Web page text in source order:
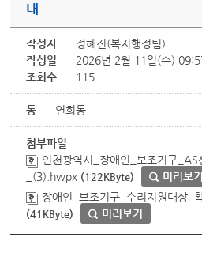
내
작성자
정혜진(복지행정팀)
작성일
2026년 2월 11일(수)
조회수
115
동 연희동
첨부파일
인천광역시_장애인_보조기구_AS
_(3).hwpx (122KByte)
미리보기
장애인_보조기구_수리지원대상_
(41KByte) 미리보기